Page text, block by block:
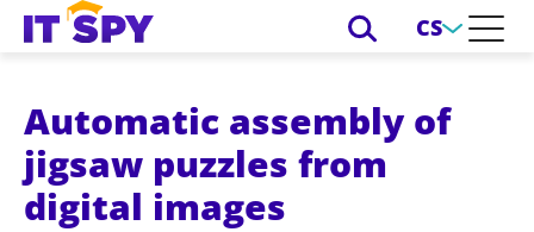
CS
Automatic assembly of
jigsaw puzzles from
digital images